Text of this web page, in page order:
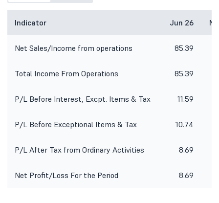
Indicator Jun 26
Net Sales/Income from operations 85.39
Total Income From Operations 85.39
P/L Before Interest, Excpt. Items & Tax 11.59
P/L Before Exceptional Items & Tax 10.74
P/L After Tax from Ordinary Activities 8.69
Net Profit/Loss For the Period 8.69